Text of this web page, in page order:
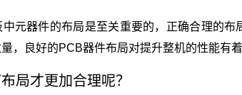
中元器件的布局是至关重要的，正确合理的
，良好的PCB器件布局对提升整机的性能有
局才更加合理呢？